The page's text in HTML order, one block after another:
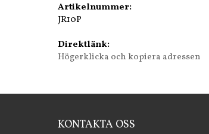
Artikelnummer:
JR10P
Direktlänk:
Högerklicka och kopiera adressen
KONTAKTA OSS